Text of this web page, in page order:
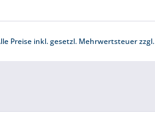
Preise inkl. gesetzl. Mehrwertsteuer zzgl.